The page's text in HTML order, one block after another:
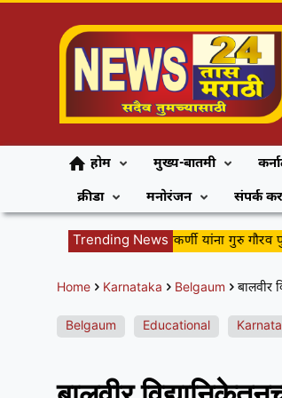
होम मुख्य-बातमी
क्रीडा
मनोरंजन संपर्क
Trending News
वादक सुधांशु कुलकर्णी यांना गुरु गौरव पुरस्कार
Home Karnataka Belgaum बालवीर
Belgaum Educational